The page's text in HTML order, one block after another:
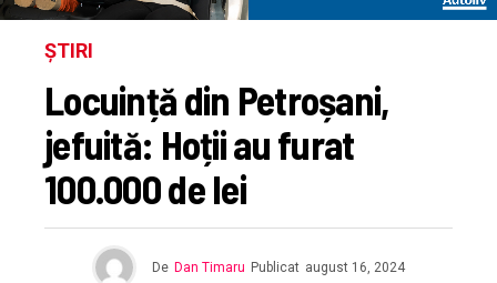
ȘTIRI
Locuință din Petroșani,
jefuită: Hoții au furat
100.000 de lei
De Dan Timaru Publicat august 16, 2024